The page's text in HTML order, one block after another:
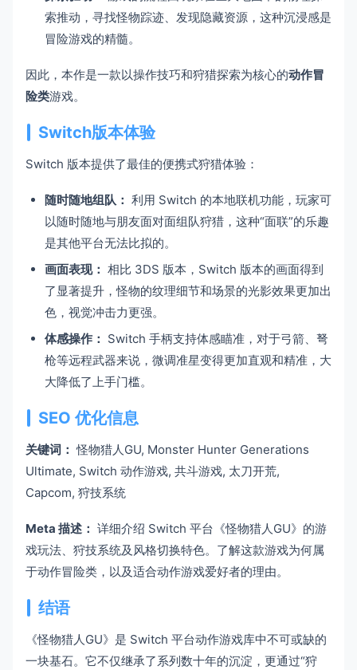
索推动，寻找怪物踪迹、发现隐藏资源，这种沉浸感是
冒险游戏的精髓。
因此，本作是一款以操作技巧和狩猎探索为核心的动作冒
险类游戏。
Switch版本体验
Switch 版本提供了最佳的便携式狩猎体验：
随时随地组队： 利用 Switch 的本地联机功能，玩家可
以随时随地与朋友面对面组队狩猎，这种“面联”的乐趣
是其他平台无法比拟的。
画面表现： 相比 3DS 版本，Switch 版本的画面得到
了显著提升，怪物的纹理细节和场景的光影效果更加出
色，视觉冲击力更强。
体感操作： Switch 手柄支持体感瞄准，对于弓箭、弩
枪等远程武器来说，微调准星变得更加直观和精准，大
大降低了上手门槛。
SEO 优化信息
关键词： 怪物猎人GU, Monster Hunter Generations
Ultimate, Switch 动作游戏, 共斗游戏, 太刀开荒,
Capcom, 狩技系统
Meta 描述： 详细介绍 Switch 平台《怪物猎人GU》的游
戏玩法、狩技系统及风格切换特色。了解这款游戏为何属
于动作冒险类，以及适合动作游戏爱好者的理由。
结语
《怪物猎人GU》是 Switch 平台动作游戏库中不可或缺的
一块基石。它不仅继承了系列数十年的沉淀，更通过“狩